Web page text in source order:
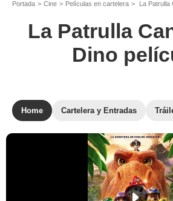
Portada Cine Películas en cartelera La Patrulla
La Patrulla
Dino
Home Cartelera y Entradas